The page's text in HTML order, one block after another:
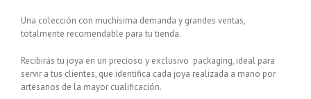
Una colección con muchísima demanda y grandes ventas,
totalmente recomendable para tu tienda.
Recibirás tu joya en un precioso y exclusivo packaging, ideal para
servir a tus clientes, que identifica cada joya realizada a mano por
artesanos de la mayor cualificación.